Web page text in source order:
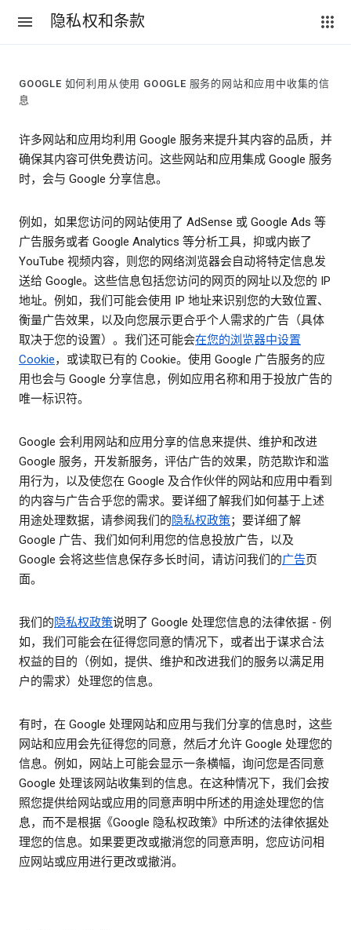
隐私权和条款
GOOGLE 如何利用从使用 GOOGLE 服务的网站和应用中收集的信
息
许多网站和应用均利用 Google 服务来提升其内容的品质，并
确保其内容可供免费访问。这些网站和应用集成 Google 服务
时，会与 Google 分享信息。
例如，如果您访问的网站使用了 AdSense 或 Google Ads 等
广告服务或者 Google Analytics 等分析工具，抑或内嵌了
YouTube 视频内容，则您的网络浏览器会自动将特定信息发
送给 Google。这些信息包括您访问的网页的网址以及您的 IP
地址。例如，我们可能会使用 IP 地址来识别您的大致位置、
衡量广告效果，以及向您展示更合乎个人需求的广告（具体
取决于您的设置）。我们还可能会在您的浏览器中设置
Cookie，或读取已有的 Cookie。使用 Google 广告服务的应
用也会与 Google 分享信息，例如应用名称和用于投放广告的
唯一标识符。
Google 会利用网站和应用分享的信息来提供、维护和改进
Google 服务，开发新服务，评估广告的效果，防范欺诈和滥
用行为，以及使您在 Google 及合作伙伴的网站和应用中看到
的内容与广告合乎您的需求。要详细了解我们如何基于上述
用途处理数据，请参阅我们的隐私权政策；要详细了解
Google 广告、我们如何利用您的信息投放广告，以及
Google 会将这些信息保存多长时间，请访问我们的广告页
面。
我们的隐私权政策说明了 Google 处理您信息的法律依据 - 例
如，我们可能会在征得您同意的情况下，或者出于谋求合法
权益的目的（例如，提供、维护和改进我们的服务以满足用
户的需求）处理您的信息。
有时，在 Google 处理网站和应用与我们分享的信息时，这些
网站和应用会先征得您的同意，然后才允许 Google 处理您的
信息。例如，网站上可能会显示一条横幅，询问您是否同意
Google 处理该网站收集到的信息。在这种情况下，我们会按
照您提供给网站或应用的同意声明中所述的用途处理您的信
息，而不是根据《Google 隐私权政策》中所述的法律依据处
理您的信息。如果要更改或撤消您的同意声明，您应访问相
应网站或应用进行更改或撤消。